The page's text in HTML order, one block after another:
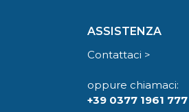
ASSISTENZA
Contattaci >
oppure chiamaci:
+39 0377 1961 777